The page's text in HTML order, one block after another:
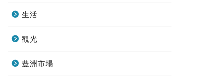
生活
観光
豊洲市場